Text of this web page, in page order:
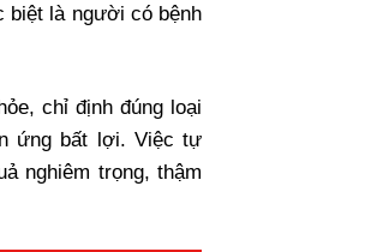
biệt là người có bệnh
chỉ định đúng loại
ứng bất lợi. Việc tự
nghiêm trọng, thậm